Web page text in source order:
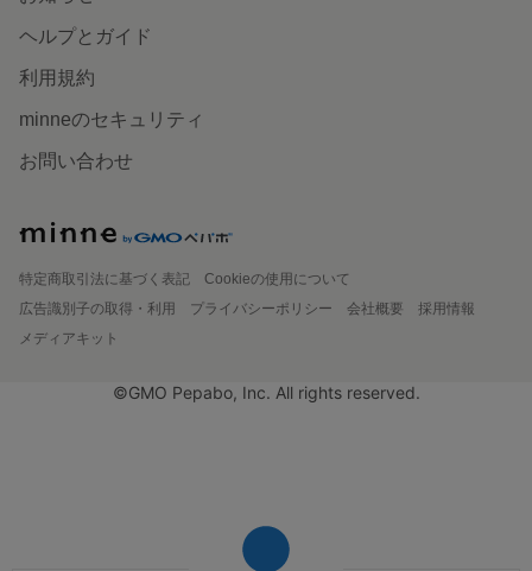
ヘルプとガイド
利用規約
minneのセキュリティ
お問い合わせ
特定商取引法に基づく表記
Cookieの使用について
広告識別子の取得・利用
プライバシーポリシー 会社概要
採用情報
メディアキット
©GMO Pepabo, Inc. All rights reserved.